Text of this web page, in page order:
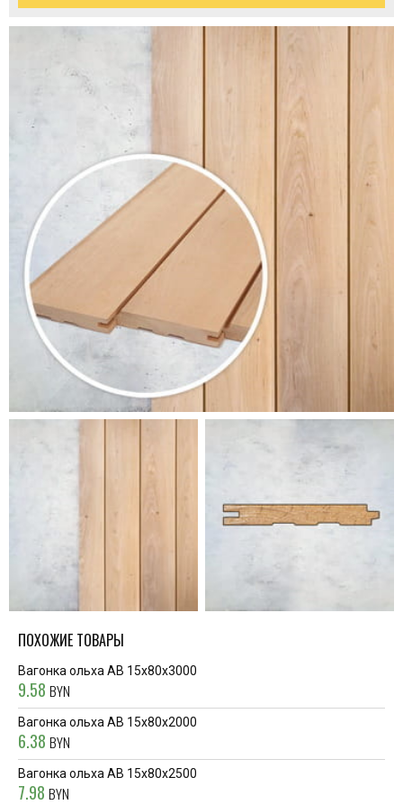
ПОХОЖИЕ ТОВАРЫ
Вагонка ольха AB 15х80х3000
9.58 BYN
Вагонка ольха AB 15х80х2000
6.38 BYN
Вагонка ольха AB 15х80х2500
7.98 BYN